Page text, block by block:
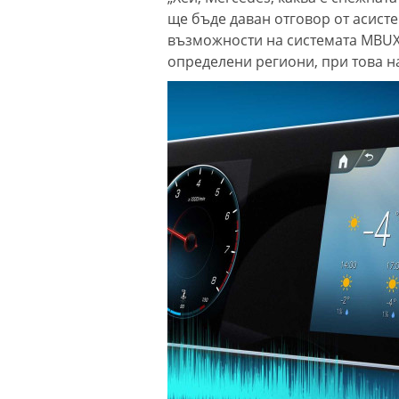
ще бъде даван отговор от
възможности на системата
определени региони, при това